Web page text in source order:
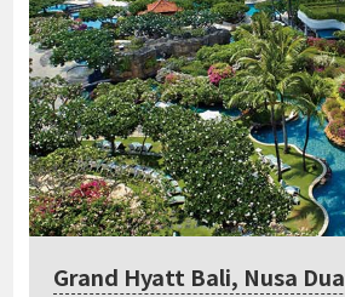
Grand Hyatt Bali, Nusa Dua